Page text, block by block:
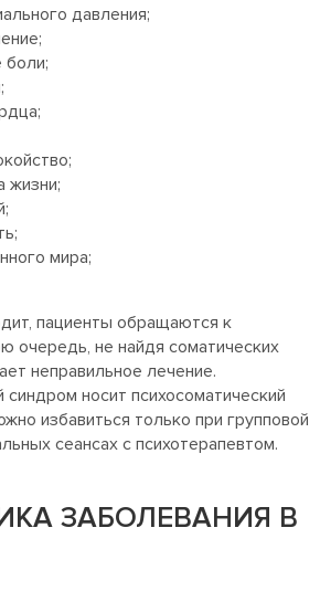
давления;
боли;
жизни;
мира;
пациенты обращаются к
очередь, не найдя соматических
неправильное лечение.
носит психосоматический
избавиться только при групповой
сеансах с психотерапевтом.
ЗАБОЛЕВАНИЯ В